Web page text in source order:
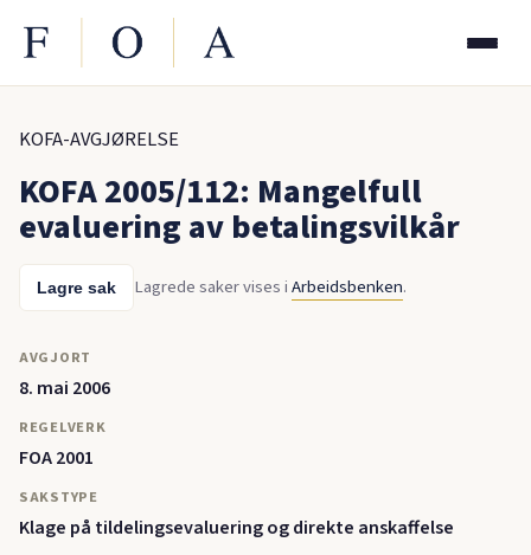
KOFA-AVGJØRELSE
KOFA 2005/112: Mangelfull
evaluering av betalingsvilkår
Lagre sak Lagrede saker vises iArbeidsbenken.
AVGJORT
8. mai 2006
REGELVERK
FOA 2001
SAKSTYPE
Klage på tildelingsevaluering og direkte anskaffelse